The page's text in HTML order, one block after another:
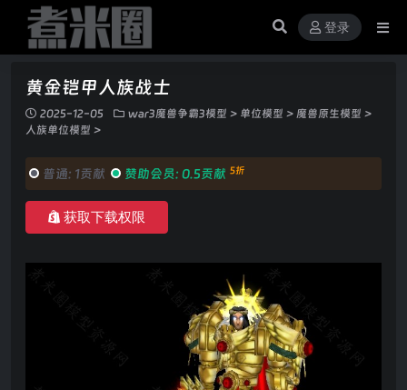
登录
黄金铠甲人族战士
2025-12-05 war3魔兽争霸3模型 > 单位模型 > 魔兽原生模型 >
人族单位模型 >
普通: 1贡献 赞助会员: 0.5贡献 5折
获取下载权限